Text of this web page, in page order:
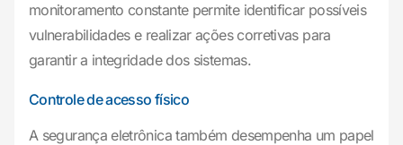
monitoramento constante permite identificar possíveis
vulnerabilidades e realizar ações corretivas para
garantir a integridade dos sistemas.
Controle de acesso físico
A segurança eletrônica também desempenha um papel